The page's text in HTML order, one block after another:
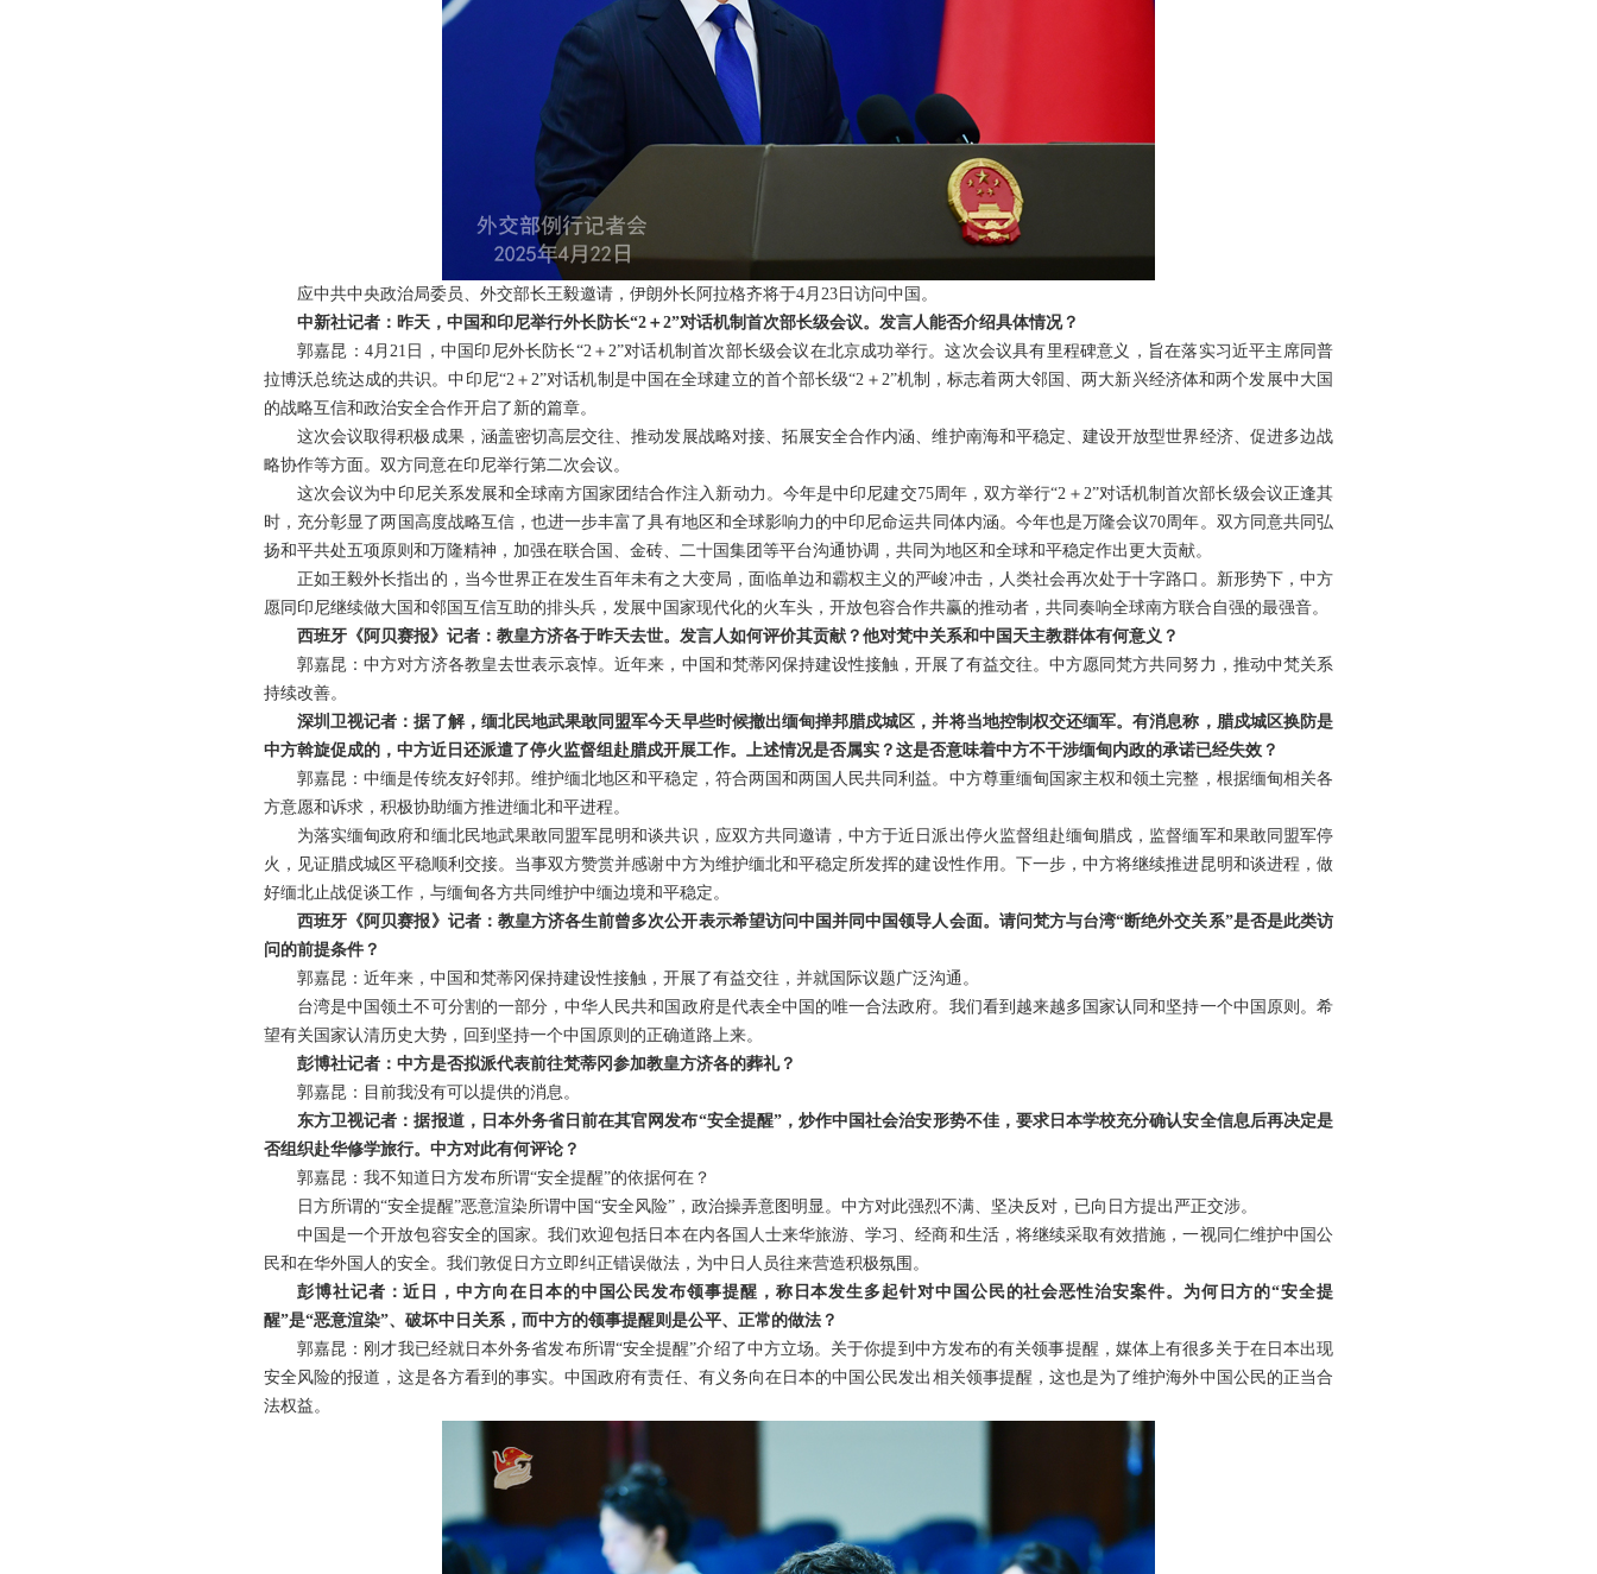
应中共中央政治局委员、外交部长王毅邀请，伊朗外长阿拉格齐将于4月23日访问中国。
中新社记者：昨天，中国和印尼举行外长防长“2＋2”对话机制首次部长级会议。发言人能否介绍具体情况？
郭嘉昆：4月21日，中国印尼外长防长“2＋2”对话机制首次部长级会议在北京成功举行。这次会议具有里程碑意义，旨在落实习近平主席同普
拉博沃总统达成的共识。中印尼“2＋2”对话机制是中国在全球建立的首个部长级“2＋2”机制，标志着两大邻国、两大新兴经济体和两个发展中大国
的战略互信和政治安全合作开启了新的篇章。
这次会议取得积极成果，涵盖密切高层交往、推动发展战略对接、拓展安全合作内涵、维护南海和平稳定、建设开放型世界经济、促进多边战
略协作等方面。双方同意在印尼举行第二次会议。
这次会议为中印尼关系发展和全球南方国家团结合作注入新动力。今年是中印尼建交75周年，双方举行“2＋2”对话机制首次部长级会议正逢其
时，充分彰显了两国高度战略互信，也进一步丰富了具有地区和全球影响力的中印尼命运共同体内涵。今年也是万隆会议70周年。双方同意共同弘
扬和平共处五项原则和万隆精神，加强在联合国、金砖、二十国集团等平台沟通协调，共同为地区和全球和平稳定作出更大贡献。
正如王毅外长指出的，当今世界正在发生百年未有之大变局，面临单边和霸权主义的严峻冲击，人类社会再次处于十字路口。新形势下，中方
愿同印尼继续做大国和邻国互信互助的排头兵，发展中国家现代化的火车头，开放包容合作共赢的推动者，共同奏响全球南方联合自强的最强音。
西班牙《阿贝赛报》记者：教皇方济各于昨天去世。发言人如何评价其贡献？他对梵中关系和中国天主教群体有何意义？
郭嘉昆：中方对方济各教皇去世表示哀悼。近年来，中国和梵蒂冈保持建设性接触，开展了有益交往。中方愿同梵方共同努力，推动中梵关系
持续改善。
深圳卫视记者：据了解，缅北民地武果敢同盟军今天早些时候撤出缅甸掸邦腊戍城区，并将当地控制权交还缅军。有消息称，腊戍城区换防是
中方斡旋促成的，中方近日还派遣了停火监督组赴腊戍开展工作。上述情况是否属实？这是否意味着中方不干涉缅甸内政的承诺已经失效？
郭嘉昆：中缅是传统友好邻邦。维护缅北地区和平稳定，符合两国和两国人民共同利益。中方尊重缅甸国家主权和领土完整，根据缅甸相关各
方意愿和诉求，积极协助缅方推进缅北和平进程。
为落实缅甸政府和缅北民地武果敢同盟军昆明和谈共识，应双方共同邀请，中方于近日派出停火监督组赴缅甸腊戍，监督缅军和果敢同盟军停
火，见证腊戍城区平稳顺利交接。当事双方赞赏并感谢中方为维护缅北和平稳定所发挥的建设性作用。下一步，中方将继续推进昆明和谈进程，做
好缅北止战促谈工作，与缅甸各方共同维护中缅边境和平稳定。
西班牙《阿贝赛报》记者：教皇方济各生前曾多次公开表示希望访问中国并同中国领导人会面。请问梵方与台湾“断绝外交关系”是否是此类访
问的前提条件？
郭嘉昆：近年来，中国和梵蒂冈保持建设性接触，开展了有益交往，并就国际议题广泛沟通。
台湾是中国领土不可分割的一部分，中华人民共和国政府是代表全中国的唯一合法政府。我们看到越来越多国家认同和坚持一个中国原则。希
望有关国家认清历史大势，回到坚持一个中国原则的正确道路上来。
彭博社记者：中方是否拟派代表前往梵蒂冈参加教皇方济各的葬礼？
郭嘉昆：目前我没有可以提供的消息。
东方卫视记者：据报道，日本外务省日前在其官网发布“安全提醒”，炒作中国社会治安形势不佳，要求日本学校充分确认安全信息后再决定是
否组织赴华修学旅行。中方对此有何评论？
郭嘉昆：我不知道日方发布所谓“安全提醒”的依据何在？
日方所谓的“安全提醒”恶意渲染所谓中国“安全风险”，政治操弄意图明显。中方对此强烈不满、坚决反对，已向日方提出严正交涉。
中国是一个开放包容安全的国家。我们欢迎包括日本在内各国人士来华旅游、学习、经商和生活，将继续采取有效措施，一视同仁维护中国公
民和在华外国人的安全。我们敦促日方立即纠正错误做法，为中日人员往来营造积极氛围。
彭博社记者：近日，中方向在日本的中国公民发布领事提醒，称日本发生多起针对中国公民的社会恶性治安案件。为何日方的“安全提
醒”是“恶意渲染”、破坏中日关系，而中方的领事提醒则是公平、正常的做法？
郭嘉昆：刚才我已经就日本外务省发布所谓“安全提醒”介绍了中方立场。关于你提到中方发布的有关领事提醒，媒体上有很多关于在日本出现
安全风险的报道，这是各方看到的事实。中国政府有责任、有义务向在日本的中国公民发出相关领事提醒，这也是为了维护海外中国公民的正当合
法权益。